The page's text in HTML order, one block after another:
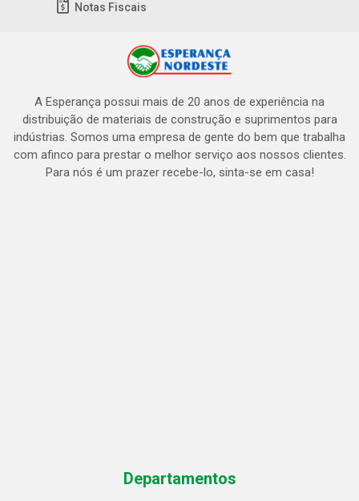
Notas Fiscais
A Esperança possui mais de 20 anos de experiência na
distribuição de materiais de construção e suprimentos para
indústrias. Somos uma empresa de gente do bem que trabalha
com afinco para prestar o melhor serviço aos nossos clientes.
Para nós é um prazer recebe-lo, sinta-se em casa!
Departamentos